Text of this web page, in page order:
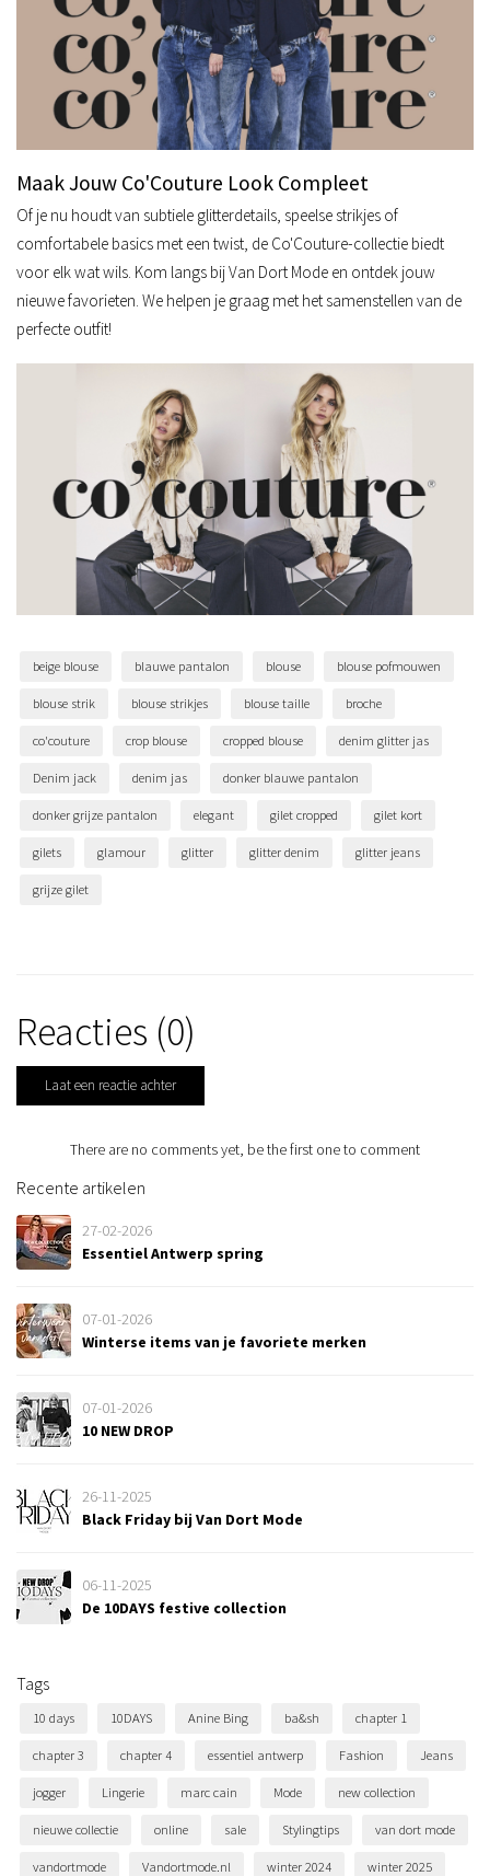
Maak Jouw Co'Couture Look Compleet
Of je nu houdt van subtiele glitterdetails, speelse strikjes of
comfortabele basics met een twist, de Co'Couture-collectie biedt
voor elk wat wils. Kom langs bij Van Dort Mode en ontdek jouw
nieuwe favorieten. We helpen je graag met het samenstellen van de
perfecte outfit!
beige blouse blauwe pantalon blouse blouse pofmouwen
blouse strik blouse strikjes blouse taille broche
co'couture crop blouse cropped blouse denim glitter jas
Denim jack denim jas donker blauwe pantalon
donker grijze pantalon elegant gilet cropped gilet kort
gilets glamour glitter glitter denim glitter jeans
grijze gilet
Reacties (0)
Laat een reactie achter
There are no comments yet, be the first one to comment
Recente artikelen
27-02-2026
Essentiel Antwerp spring
07-01-2026
Winterse items van je favoriete merken
07-01-2026
10 NEW DROP
26-11-2025
Black Friday bij Van Dort Mode
06-11-2025
De 10DAYS festive collection
Tags
10 days 10DAYS Anine Bing ba&sh chapter 1
chapter 3 chapter 4 essentiel antwerp Fashion Jeans
jogger Lingerie marc cain Mode new collection
nieuwe collectie online sale Stylingtips van dort mode
vandortmode Vandortmode.nl winter 2024 winter 2025